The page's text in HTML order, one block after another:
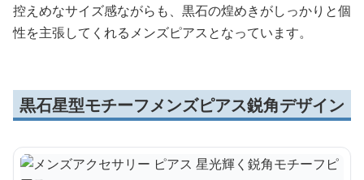
控えめなサイズ感ながらも、黒石の煌めきがしっかりと個
性を主張してくれるメンズピアスとなっています。
黒石星型モチーフメンズピアス鋭角デザイン